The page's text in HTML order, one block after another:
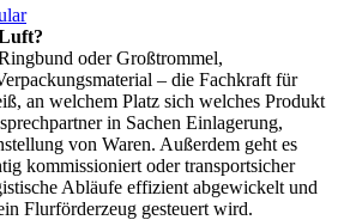
oder Großtrommel,
– die Fachkraft für
an welchem Platz sich welches Produkt
in Sachen Einlagerung,
von Waren. Außerdem geht es
kommissioniert oder transportsicher
Abläufe effizient abgewickelt und
Flurförderzeug gesteuert wird.